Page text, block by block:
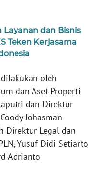
dan Bisnis
Teken Kerjasama
oleh
dan Aset Properti
dan Direktur
Johasman
Direktur Legal dan
Yusuf Didi Setiarto
Adrianto